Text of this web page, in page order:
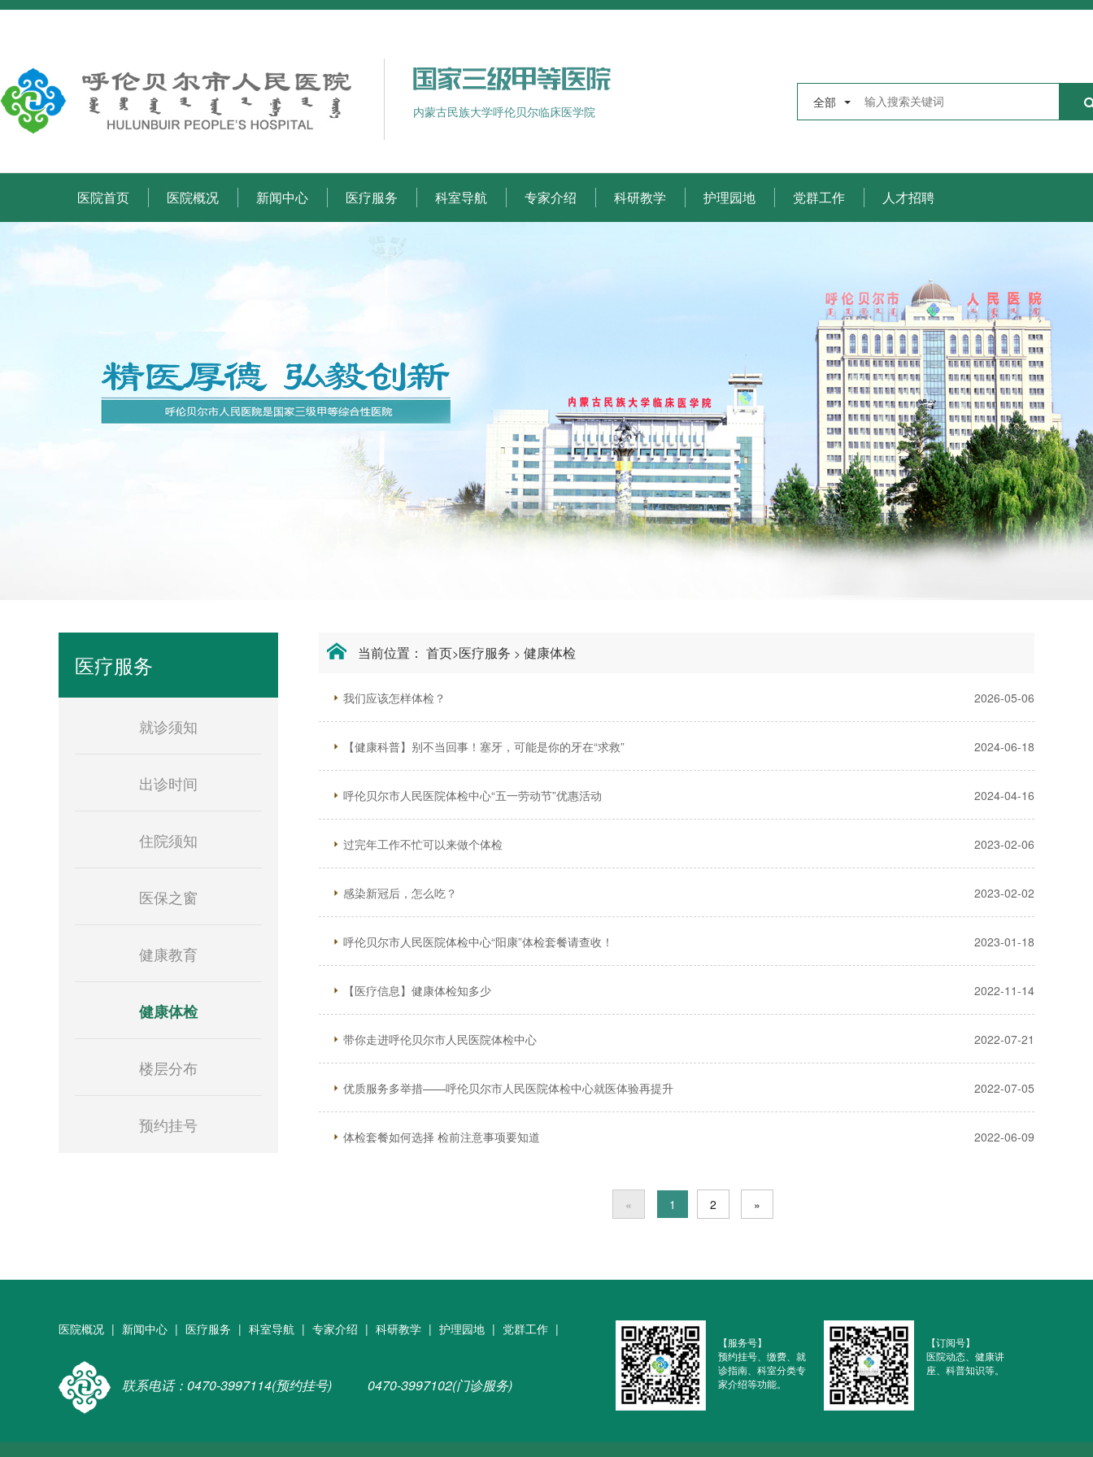
内蒙古民族大学呼伦贝尔临床医学院
全部
医院首页 医院概况 新闻中心 医疗服务 科室导航 专家介绍 科研教学 护理园地 党群工作 人才招聘
医疗服务
就诊须知
出诊时间
住院须知
医保之窗
健康教育
健康体检
楼层分布
预约挂号
当前位置： 首页>医疗服务 > 健康体检
我们应该怎样体检？ 2026-05-06
【健康科普】别不当回事！塞牙，可能是你的牙在“求救” 2024-06-18
呼伦贝尔市人民医院体检中心“五一劳动节”优惠活动 2024-04-16
过完年工作不忙可以来做个体检 2023-02-06
感染新冠后，怎么吃？ 2023-02-02
呼伦贝尔市人民医院体检中心“阳康”体检套餐请查收！ 2023-01-18
【医疗信息】健康体检知多少 2022-11-14
带你走进呼伦贝尔市人民医院体检中心 2022-07-21
优质服务多举措——呼伦贝尔市人民医院体检中心就医体验再提升 2022-07-05
体检套餐如何选择 检前注意事项要知道 2022-06-09
« 1 2 »
医院概况 | 新闻中心 | 医疗服务 | 科室导航 | 专家介绍 | 科研教学 | 护理园地 | 党群工作 |
联系电话：0470-3997114(预约挂号) 0470-3997102(门诊服务)
【服务号】
预约挂号、缴费、就
诊指南、科室分类专
家介绍等功能。
【订阅号】
医院动态、健康讲
座、科普知识等。